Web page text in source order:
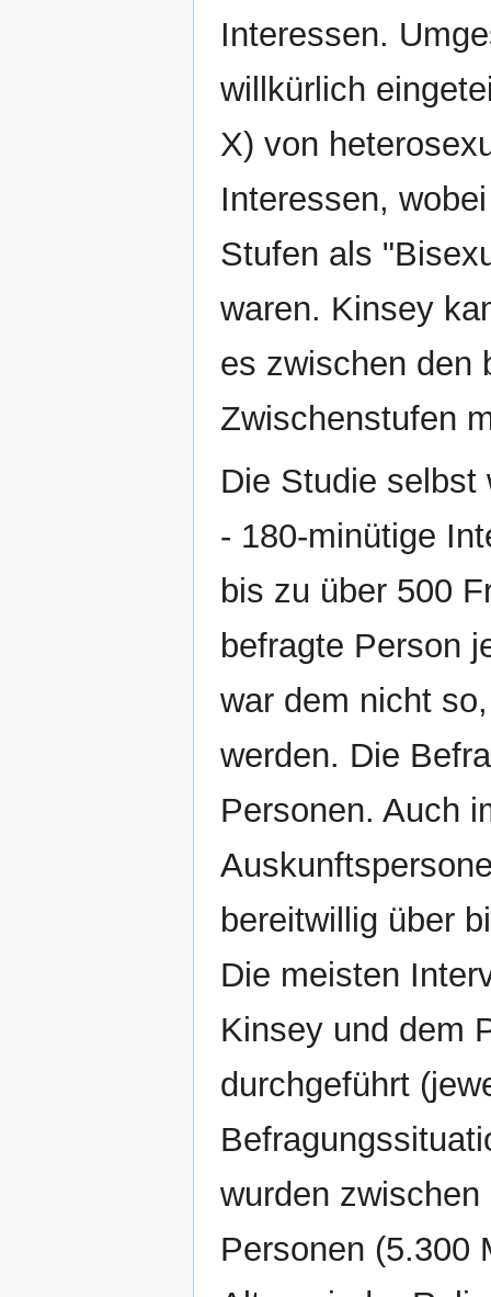
Interessen.
willkürlich
X) von
Interessen,
Stufen als
waren. Kinsey
es zwischen den
Zwischenstufen
Die Studie selbst
- 180-minütige
bis zu über 500
befragte Person
war dem nicht
werden. Die
Personen. Auch
bereitwillig über
Die meisten
Kinsey und dem
durchgeführt
wurden
Personen (5.300